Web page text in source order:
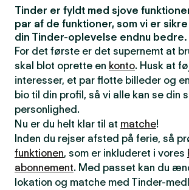
Tinder er fyldt med sjove
par af de funktioner, som vi er
din Tinder-oplevelse endnu bedre.
For det første er det supernemt at
skal blot oprette en konto. Husk at
interesser, et par flotte billeder og
bio til din profil, så vi alle kan se din
personlighed.
Nu er du helt klar til at matche!
Inden du rejser afsted på ferie, så
funktionen, som er inkluderet i vores
abonnement. Med passet kan du
lokation og matche med Tinder-